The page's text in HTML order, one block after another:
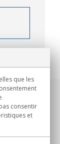
que les
consentir
et